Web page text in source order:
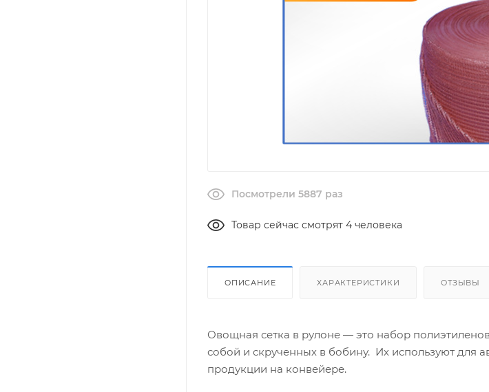
Посмотрели 5887 раз
Товар сейчас смотрят 4 человека
ОПИСАНИЕ ХАРАКТЕРИСТИКИ ОТЗЫВЫ
Овощная сетка в рулоне — это набор
собой и скрученных в бобину. Их используют для
продукции на конвейере.